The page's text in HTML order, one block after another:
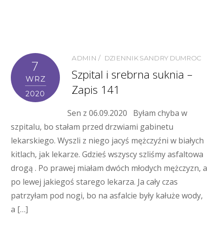
7
WRZ
2020
ADMIN DZIENNIK SANDRY DUMROC
Szpital i srebrna suknia –
Zapis 141
Sen z 06.09.2020 Byłam chyba w
szpitalu, bo stałam przed drzwiami gabinetu
lekarskiego. Wyszli z niego jacyś mężczyźni w białych
kitlach, jak lekarze. Gdzieś wszyscy szliśmy asfaltowa
drogą . Po prawej miałam dwóch młodych mężczyzn, a
po lewej jakiegoś starego lekarza. Ja cały czas
patrzyłam pod nogi, bo na asfalcie były kałuże wody,
a […]